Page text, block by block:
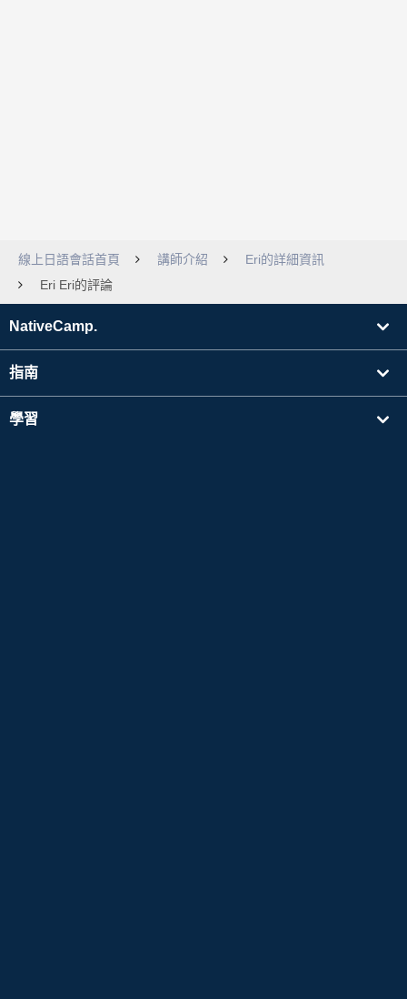
線上日語會話首頁 講師介紹
Eri的詳細資訊
Eri Eri的評論
NativeCamp.
指南
學習